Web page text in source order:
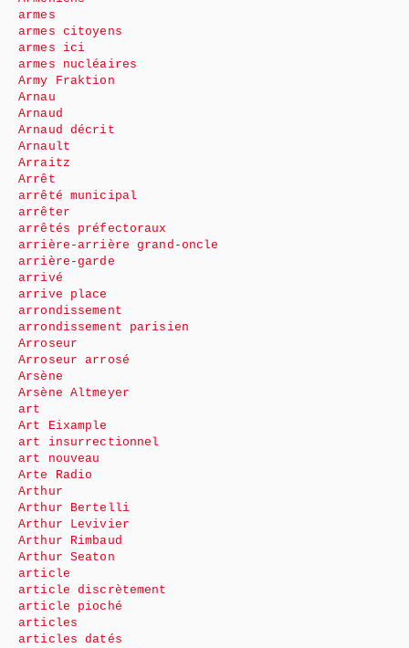
armes
armes citoyens
armes ici
armes nucléaires
Army Fraktion
Arnau
Arnaud
Arnaud décrit
Arnault
Arraitz
Arrêt
arrêté municipal
arrêter
arrêtés préfectoraux
arrière-arrière grand-oncle
arrière-garde
arrivé
arrive place
arrondissement
arrondissement parisien
Arroseur
Arroseur arrosé
Arsène
Arsène Altmeyer
art
Art Eixample
art insurrectionnel
art nouveau
Arte Radio
Arthur
Arthur Bertelli
Arthur Levivier
Arthur Rimbaud
Arthur Seaton
article
article discrètement
article pioché
articles
articles datés